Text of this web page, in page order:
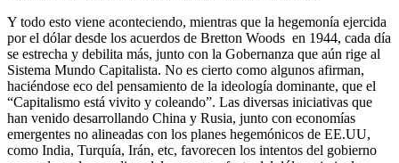
Y todo esto viene aconteciendo, mientras que la hegemonía ejercida
por el dólar desde los acuerdos de Bretton Woods en 1944, cada día
se estrecha y debilita más, junto con la Gobernanza que aún rige al
Sistema Mundo Capitalista. No es cierto como algunos afirman,
haciéndose eco del pensamiento de la ideología dominante, que el
“Capitalismo está vivito y coleando”. Las diversas iniciativas que
han venido desarrollando China y Rusia, junto con economías
emergentes no alineadas con los planes hegemónicos de EE.UU,
como India, Turquía, Irán, etc, favorecen los intentos del gobierno